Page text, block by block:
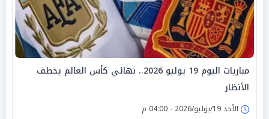
مباريات اليوم 19 يوليو 2026.. نهائي كأس العالم يخطف
الأنظار
الأحد 19/يوليو/2026 - 04:00 م